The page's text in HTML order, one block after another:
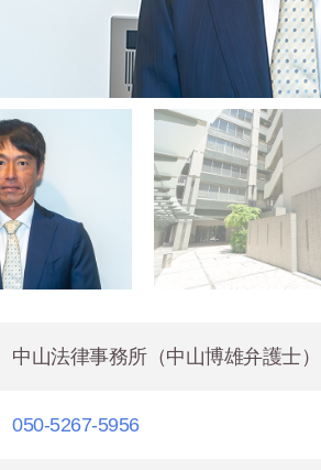
中山法律事務所（中山博雄弁護士）
050-5267-5956